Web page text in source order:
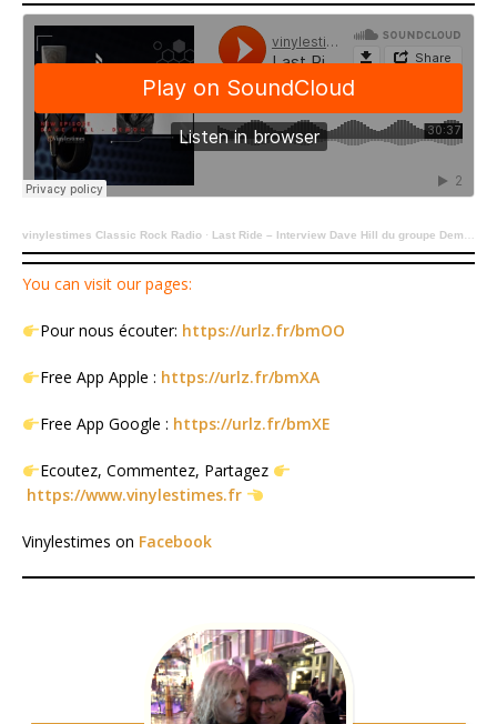
vinylestimes Classic Rock Radio · Last Ride – Interview Dave Hill du groupe Demon – 16 Juin 2024.
You can visit our pages:
Pour nous écouter: https://urlz.fr/bmOO
Free App Apple : https://urlz.fr/bmXA
Free App Google : https://urlz.fr/bmXE
Ecoutez, Commentez, Partagez
https://www.vinylestimes.fr
Vinylestimes on Facebook